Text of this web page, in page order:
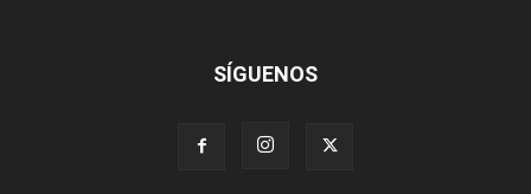
SÍGUENOS